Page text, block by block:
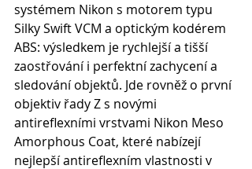
systémem Nikon s motorem typu
Silky Swift VCM a optickým kodérem
ABS: výsledkem je rychlejší a tišší
zaostřování i perfektní zachycení a
sledování objektů. Jde rovněž o první
objektiv řady Z s novými
antireflexními vrstvami Nikon Meso
Amorphous Coat, které nabízejí
nejlepší antireflexním vlastnosti v